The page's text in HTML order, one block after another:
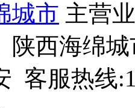
城市 主营
陕西海绵
客服热线